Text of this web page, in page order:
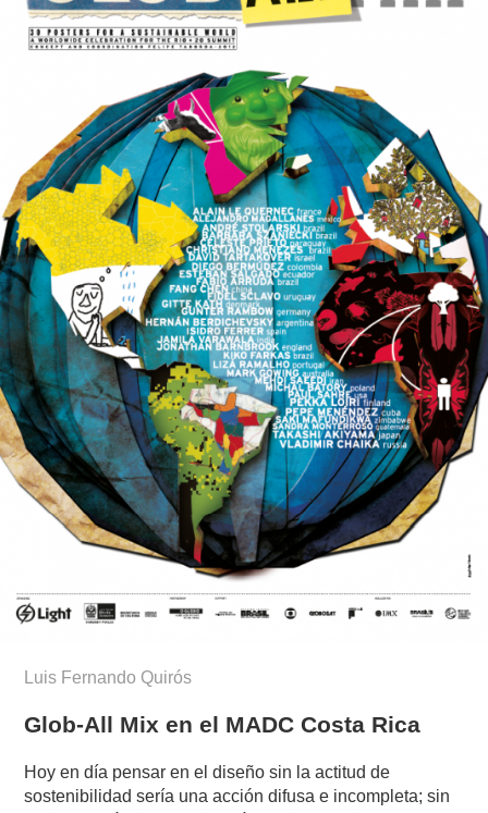
Luis Fernando Quirós
Glob-All Mix en el MADC Costa Rica
Hoy en día pensar en el diseño sin la actitud de
sostenibilidad sería una acción difusa e incompleta; sin